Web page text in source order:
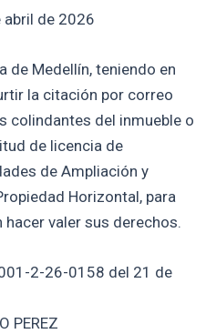
de 2026
de Medellín, teniendo en
la citación por correo
colindantes del inmueble o
de licencia de
de Ampliación y
Horizontal, para
hacer valer sus derechos.
2-26-0158 del 21 de
PEREZ